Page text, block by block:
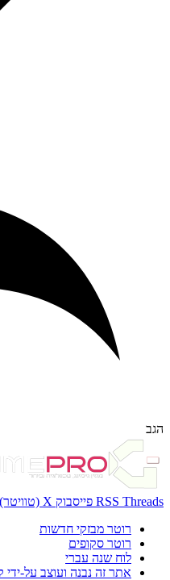
RSS פייסבוק X (טוויטר)
רוטר מבזקי חדשות
רוטר סקופים
לוח שנה עברי
אתר זה נבנה ועוצב על-ידי